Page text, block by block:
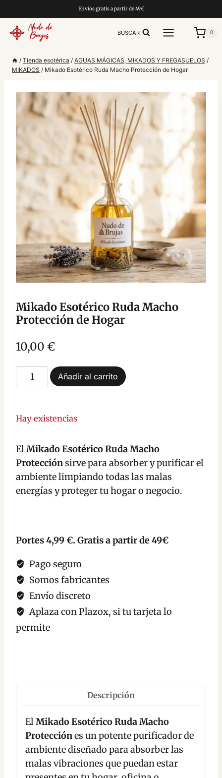
al
contenido
Envíos gratis a partir de 49€
BUSCAR 0
/ Tienda esotérica / AGUAS MÁGICAS, MIKADOS Y FREGASUELOS /
MIKADOS / Mikado Esotérico Ruda Macho Protección de Hogar
Mikado Esotérico Ruda Macho
Protección de Hogar
10,00 €
ElMikado Esotérico Ruda Macho
Protecciónsirve para absorber y purificar el
ambiente limpiando todas las malas
energías y proteger tu hogar o negocio.
Hay existencias
Mikado
Esotérico
Macho
de
Hogar
cantidad
Añadir al carrito
Portes 4,99 €. Gratis a partir de 49€
Pago seguro
Somos fabricantes
Envío discreto
Aplaza con Plazox, si tu tarjeta lo
permite
Descripción
ElMikado Esotérico Ruda Macho
Protecciónes un potente purificador de
ambiente diseñado para absorber las
malas vibraciones que puedan estar